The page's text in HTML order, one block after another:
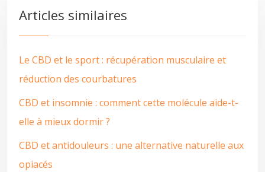
Articles similaires
Le CBD et le sport : récupération musculaire et
réduction des courbatures
CBD et insomnie : comment cette molécule aide-t-
elle à mieux dormir ?
CBD et antidouleurs : une alternative naturelle aux
opiacés